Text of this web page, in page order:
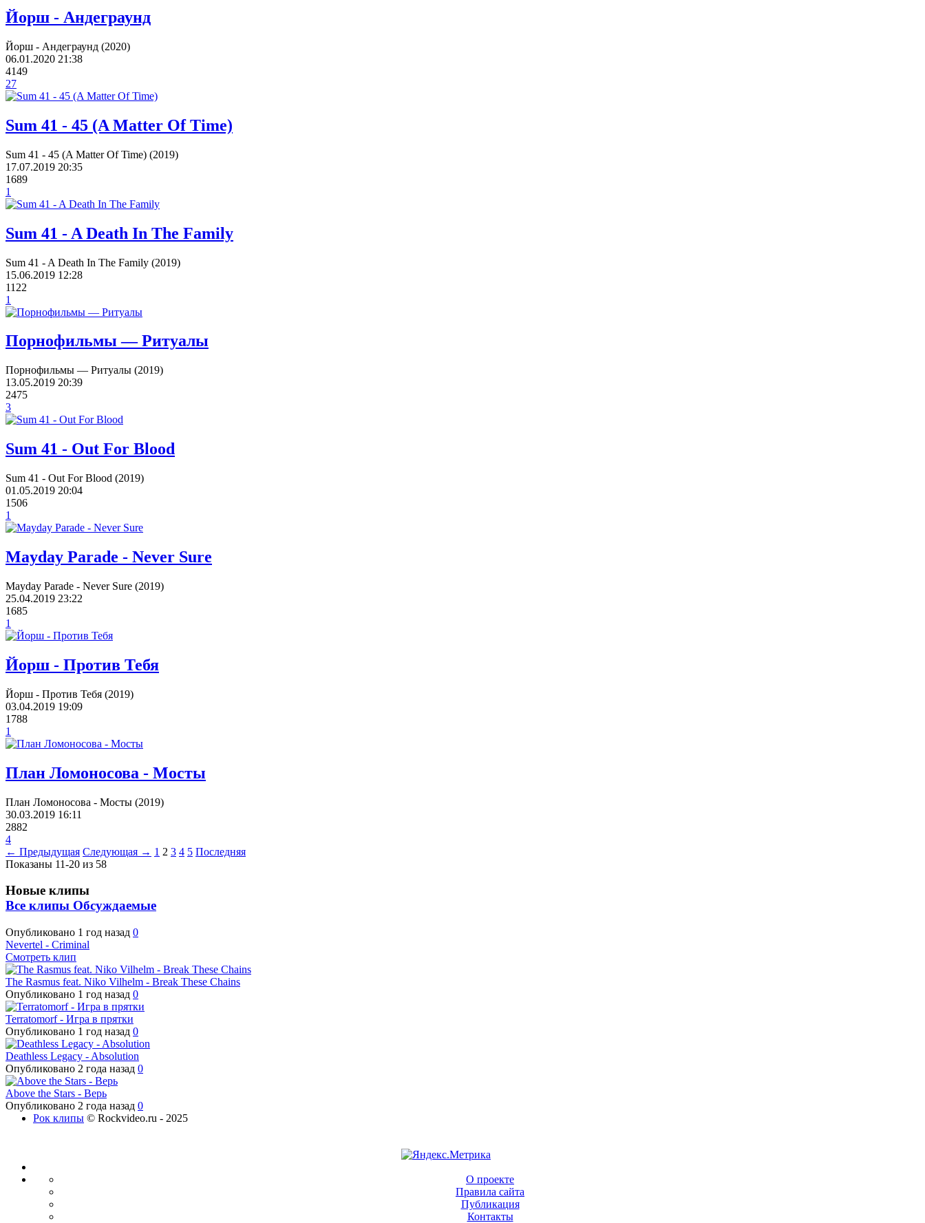
Йорш - Андеграунд
Йорш - Андеграунд (2020)
06.01.2020 21:38
4149
27
Sum 41 - 45 (A Matter Of Time)
Sum 41 - 45 (A Matter Of Time) (2019)
17.07.2019 20:35
1689
1
Sum 41 - A Death In The Family
Sum 41 - A Death In The Family (2019)
15.06.2019 12:28
1122
1
Порнофильмы — Ритуалы
Порнофильмы — Ритуалы (2019)
13.05.2019 20:39
2475
3
Sum 41 - Out For Blood
Sum 41 - Out For Blood (2019)
01.05.2019 20:04
1506
1
Mayday Parade - Never Sure
Mayday Parade - Never Sure (2019)
25.04.2019 23:22
1685
1
Йорш - Против Тебя
Йорш - Против Тебя (2019)
03.04.2019 19:09
1788
1
План Ломоносова - Мосты
План Ломоносова - Мосты (2019)
30.03.2019 16:11
2882
4
← Предыдущая Следующая → 1 2 3 4 5 Последняя
Показаны 11-20 из 58
Новые клипы
Все клипы Обсуждаемые
Опубликовано 1 год назад 0
Nevertel - Criminal
Смотреть клип
The Rasmus feat. Niko Vilhelm - Break These Chains
Опубликовано 1 год назад 0
Terratomorf - Игра в прятки
Опубликовано 1 год назад 0
Deathless Legacy - Absolution
Опубликовано 2 года назад 0
Above the Stars - Верь
Опубликовано 2 года назад 0
Рок клипы © Rockvideo.ru - 2025
О проекте
Правила сайта
Публикация
Контакты